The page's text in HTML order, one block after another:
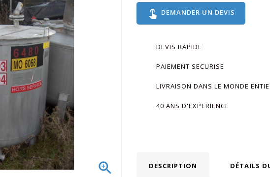

touch_app DEMANDER UN DEVIS
DEVIS RAPIDE
PAIEMENT SECURISE
LIVRAISON DANS LE MONDE
40 ANS D'EXPERIENCE
DESCRIPTION DÉTAILS